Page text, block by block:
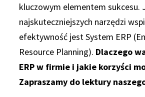
kluczowym elementem sukcesu.
najskuteczniejszych narzędzi
efektywność jest System ERP
Resource Planning). Dlaczego
ERP w firmie i jakie korzyści
Zapraszamy do lektury